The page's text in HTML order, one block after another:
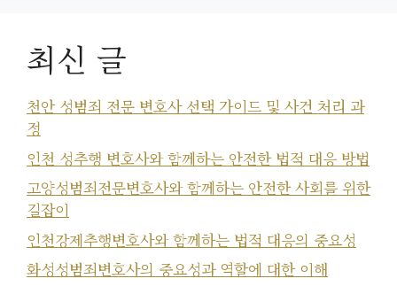
최신 글
천안 성범죄 전문 변호사 선택 가이드 및 사건 처리 과
정
인천 성추행 변호사와 함께하는 안전한 법적 대응 방법
고양성범죄전문변호사와 함께하는 안전한 사회를 위한
길잡이
인천강제추행변호사와 함께하는 법적 대응의 중요성
화성성범죄변호사의 중요성과 역할에 대한 이해